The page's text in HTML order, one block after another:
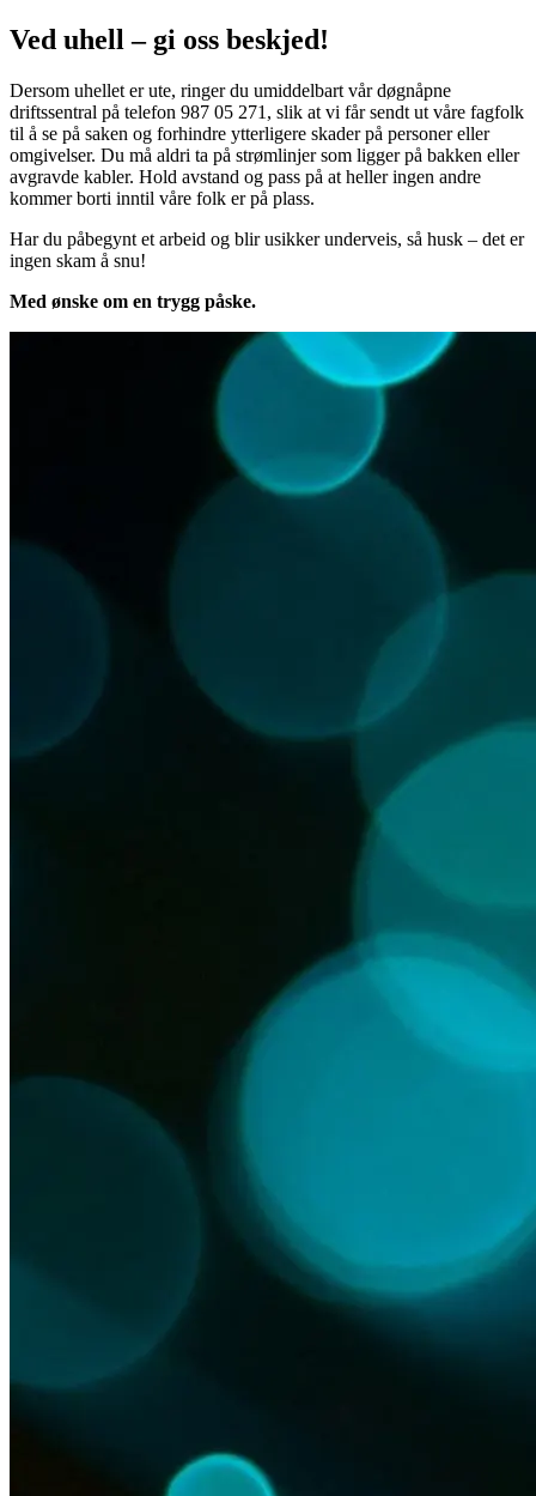
Ved uhell – gi oss beskjed!
Dersom uhellet er ute, ringer du umiddelbart vår døgnåpne
driftssentral på telefon 987 05 271, slik at vi får sendt ut våre fagfolk
til å se på saken og forhindre ytterligere skader på personer eller
omgivelser. Du må aldri ta på strømlinjer som ligger på bakken eller
avgravde kabler. Hold avstand og pass på at heller ingen andre
kommer borti inntil våre folk er på plass.
Har du påbegynt et arbeid og blir usikker underveis, så husk – det er
ingen skam å snu!
Med ønske om en trygg påske.